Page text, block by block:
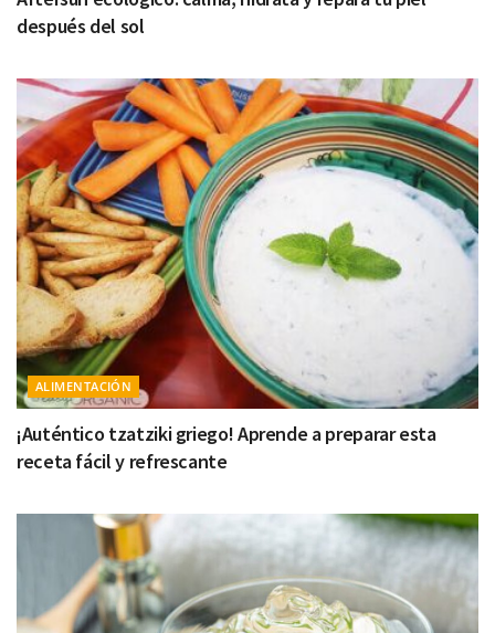
después del sol
ALIMENTACIÓN
¡Auténtico tzatziki griego! Aprende a preparar esta
receta fácil y refrescante